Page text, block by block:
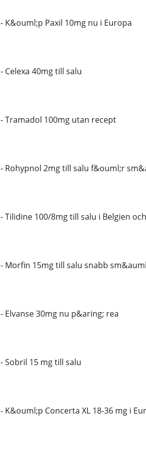
- K&ouml;p Paxil 10mg nu i Europa
- Celexa 40mg till salu
- Tramadol 100mg utan recept
- Rohypnol 2mg till salu f&ouml;r
- Tilidine 100/8mg till salu i Belgien
- Morfin 15mg till salu snabb
- Elvanse 30mg nu p&aring; rea
- Sobril 15 mg till salu
- K&ouml;p Concerta XL 18-36 mg i